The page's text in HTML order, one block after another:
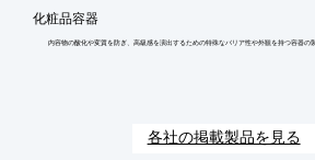
化粧品容器
内容物の酸化や変質を防ぎ、高級感を演出するための特殊なバリア性や外観を持つ容器の
各社の掲載製品を見る